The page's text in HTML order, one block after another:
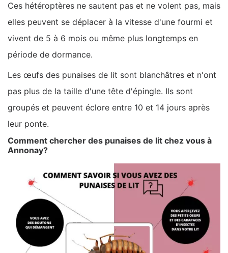
Ces hétéroptères ne sautent pas et ne volent pas, mais
elles peuvent se déplacer à la vitesse d'une fourmi et
vivent de 5 à 6 mois ou même plus longtemps en
période de dormance.
Les œufs des punaises de lit sont blanchâtres et n'ont
pas plus de la taille d'une tête d'épingle. Ils sont
groupés et peuvent éclore entre 10 et 14 jours après
leur ponte.
Comment chercher des punaises de lit chez vous à
Annonay?